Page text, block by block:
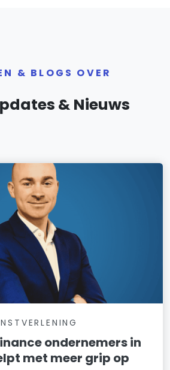
& BLOGS OVER
& Nieuws
ondernemers in
met meer grip op